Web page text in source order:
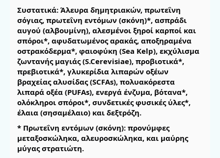
Συστατικά: Άλευρα δημητριακών, πρωτεΐνη
σόγιας, πρωτεΐνη εντόμων (σκόνη)*, ασπράδι
αυγού (αλβουμίνη), αλεσμένοι ξηροί καρποί και
σπόροι*, αφυδατωμένος αρακάς, αποξηραμένα
οστρακόδερμα*, φαιοφύκη (Sea Kelp), εκχύλισμα
ζωντανής μαγιάς (S.Cerevisiae), προβιοτικά*,
πρεβιοτικά*, γλυκερίδια λιπαρών οξέων
βραχείας αλυσίδας (SCFAs), πολυακόρεστα
λιπαρά οξέα (PUFAs), ενεργά ένζυμα, βότανα*,
ολόκληροι σπόροι*, συνδετικές φυσικές ύλες*,
έλαια (σησαμέλαιο) και δεξτρόζη.
* Πρωτεΐνη εντόμων (σκόνη): προνύμφες
μεταξοσκώληκα, αλευροσκώληκα, και μαύρης
μύγας στρατιώτη.